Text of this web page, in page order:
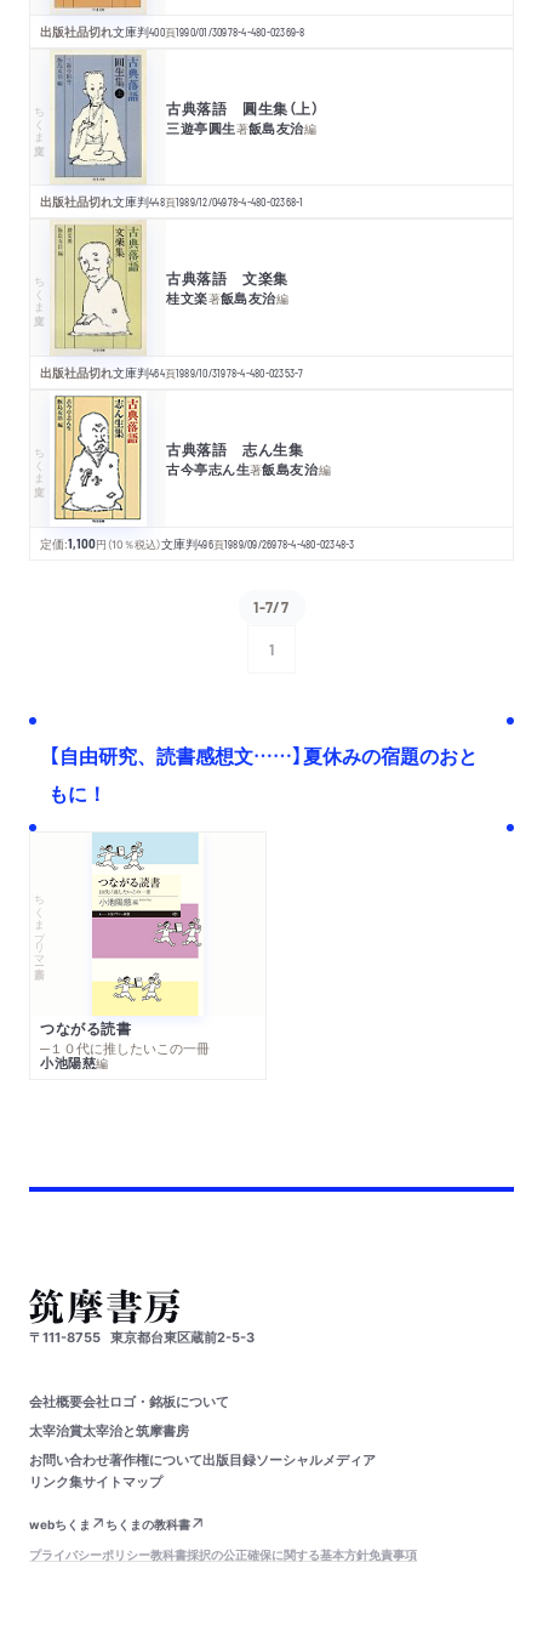
出版社品切れ文庫判400頁1990/01/30978-4-480-02369-8
ちくま文庫 古典落語 圓生集（上）
三遊亭圓生著飯島友治編
出版社品切れ文庫判448頁1989/12/04978-4-480-02368-1
ちくま文庫 古典落語 文楽集
桂文楽著飯島友治編
出版社品切れ文庫判464頁1989/10/31978-4-480-02353-7
ちくま文庫 古典落語 志ん生集
古今亭志ん生著飯島友治編
定価:1,100円 （10％税込）文庫判496頁1989/09/26978-4-480-02348-3
1-7/7
1
【自由研究、読書感想文……】夏休みの宿題のおと
もに！
ちくまプリマー新書
つながる読書
─１０代に推したいこの一冊
小池陽慈編
〒111-8755 東京都台東区蔵前2-5-3
会社概要会社ロゴ・銘板について
太宰治賞太宰治と筑摩書房
お問い合わせ著作権について出版目録ソーシャルメディア
リンク集サイトマップ
webちくま
ちくまの教科書
プライバシーポリシー教科書採択の公正確保に関する基本方針免責事項